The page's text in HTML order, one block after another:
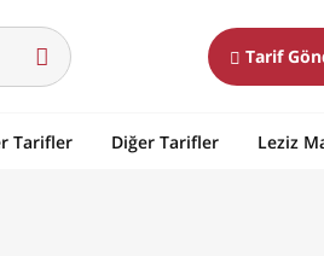
Tarif
Tarifler Diğer Tarifler Leziz